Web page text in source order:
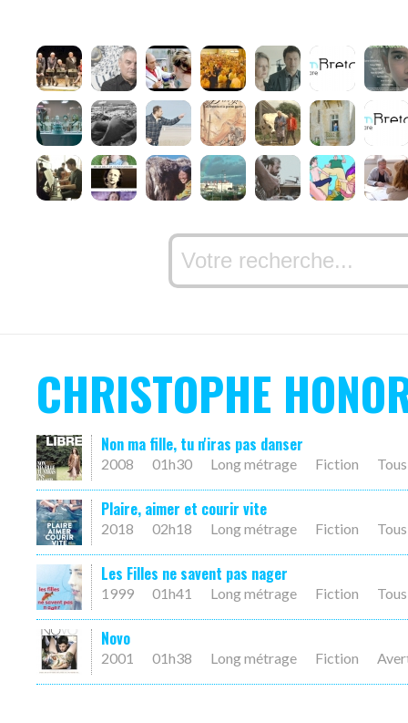
CHRISTOPHE
Non ma fille, tu n'iras pas danser
2008 01h30 Long métrage Fiction
Plaire, aimer et courir vite
2018 02h18 Long métrage Fiction
Les Filles ne savent pas nager
1999 01h41 Long métrage Fiction
Novo
2001 01h38 Long métrage Fiction